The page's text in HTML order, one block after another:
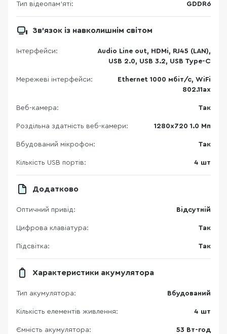
Тип відеопам’яті: GDDR6
Зв’язок із навколишнім світом
Інтерфейси:
Audio Line out, HDMi, RJ45 (LAN),
USB 2.0, USB 3.2, USB Type-C
Мережеві інтерфейси:
Ethernet 1000 мбіт/с, WiFi
802.11ax
Веб-камера: Так
Роздільна здатність веб-камери: 1280х720 1.0 Мп
Вбудований мікрофон: Так
Кількість USB портів: 4 шт
Додатково
Оптичний привід: Відсутній
Цифрова клавіатура: Так
Підсвітка: Так
Характеристики акумулятора
Тип акумулятора: Вбудований
Кількість елементів живлення: 4 шт
Ємність акумулятора: 53 Вт-год